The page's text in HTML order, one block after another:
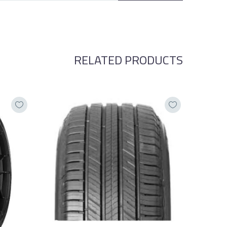
RELATED PRODUCTS